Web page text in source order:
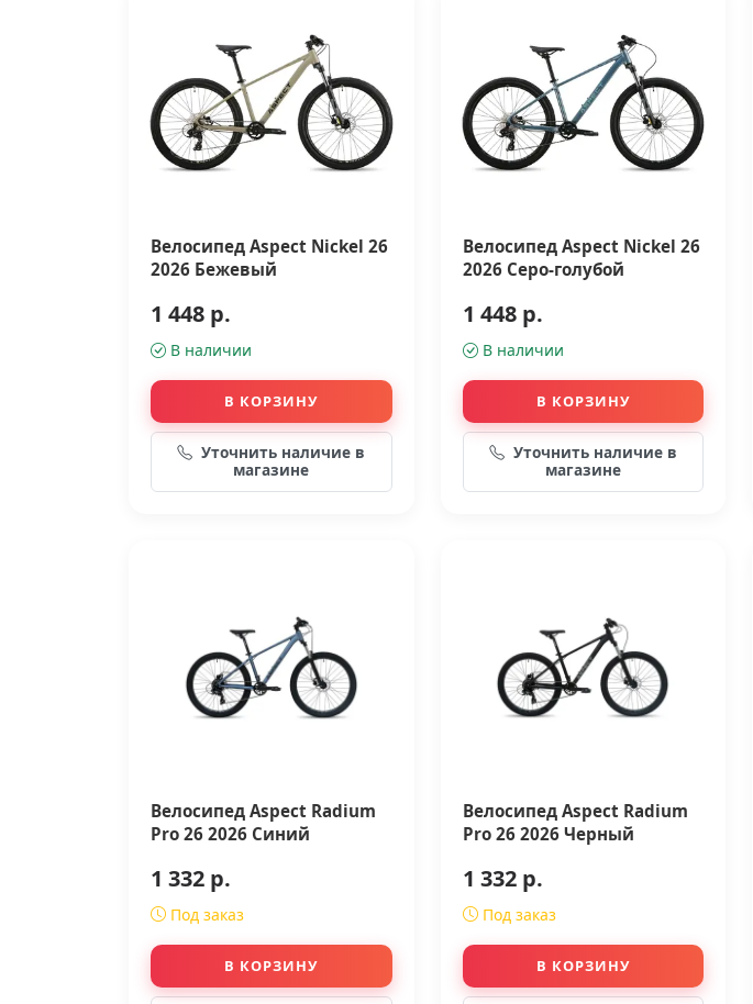
Велосипед Aspect Nickel 26
2026 Бежевый
1 448 р.
В наличии
В КОРЗИНУ
Уточнить наличие в
магазине
Велосипед Aspect Nickel 26
2026 Серо-голубой
1 448 р.
В наличии
В КОРЗИНУ
Уточнить наличие в
магазине
Велосипед Aspect Radium
Pro 26 2026 Синий
1 332 р.
Под заказ
В КОРЗИНУ
Велосипед Aspect Radium
Pro 26 2026 Черный
1 332 р.
Под заказ
В КОРЗИНУ